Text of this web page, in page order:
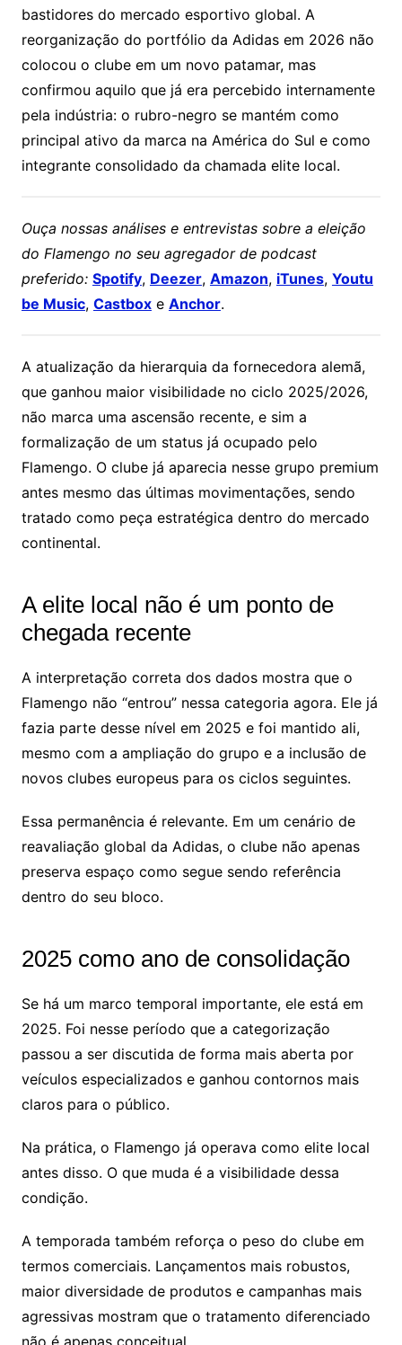
bastidores do mercado esportivo global. A
reorganização do portfólio da Adidas em 2026 não
colocou o clube em um novo patamar, mas
confirmou aquilo que já era percebido internamente
pela indústria: o rubro-negro se mantém como
principal ativo da marca na América do Sul e como
integrante consolidado da chamada elite local.
Ouça nossas análises e entrevistas sobre a eleição
do Flamengo no seu agregador de podcast
preferido: Spotify, Deezer, Amazon, iTunes, Youtu
be Music, Castboxe Anchor.
A atualização da hierarquia da fornecedora alemã,
que ganhou maior visibilidade no ciclo 2025/2026,
não marca uma ascensão recente, e sim a
formalização de um status já ocupado pelo
Flamengo. O clube já aparecia nesse grupo premium
antes mesmo das últimas movimentações, sendo
tratado como peça estratégica dentro do mercado
continental.
A elite local não é um ponto de
chegada recente
A interpretação correta dos dados mostra que o
Flamengo não “entrou” nessa categoria agora. Ele já
fazia parte desse nível em 2025 e foi mantido ali,
mesmo com a ampliação do grupo e a inclusão de
novos clubes europeus para os ciclos seguintes.
Essa permanência é relevante. Em um cenário de
reavaliação global da Adidas, o clube não apenas
preserva espaço como segue sendo referência
dentro do seu bloco.
2025 como ano de consolidação
Se há um marco temporal importante, ele está em
2025. Foi nesse período que a categorização
passou a ser discutida de forma mais aberta por
veículos especializados e ganhou contornos mais
claros para o público.
Na prática, o Flamengo já operava como elite local
antes disso. O que muda é a visibilidade dessa
condição.
A temporada também reforça o peso do clube em
termos comerciais. Lançamentos mais robustos,
maior diversidade de produtos e campanhas mais
agressivas mostram que o tratamento diferenciado